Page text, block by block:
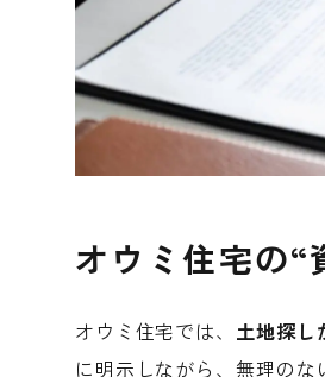
オウミ住宅の“
オウミ住宅では、 土地探し
に明示しながら、無理のな